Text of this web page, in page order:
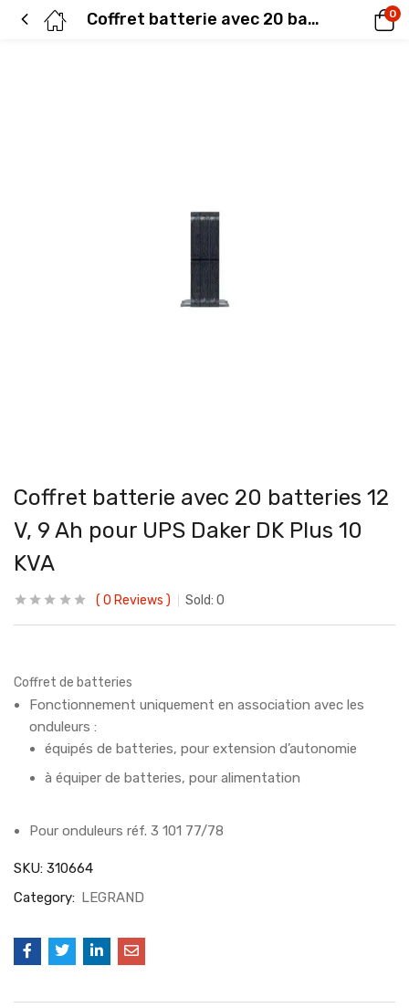
Coffret batterie avec 20 batteries 12 V, 9 Ah pour UPS Daker DK Plus 10 KVA 0
Coffret batterie avec 20 batteries 12
V, 9 Ah pour UPS Daker DK Plus 10
KVA
0 Reviews Sold: 0
Coffret de batteries
Fonctionnement uniquement en association avec les
onduleurs :
équipés de batteries, pour extension d’autonomie
à équiper de batteries, pour alimentation
Pour onduleurs réf. 3 101 77/78
SKU: 310664
Category: LEGRAND